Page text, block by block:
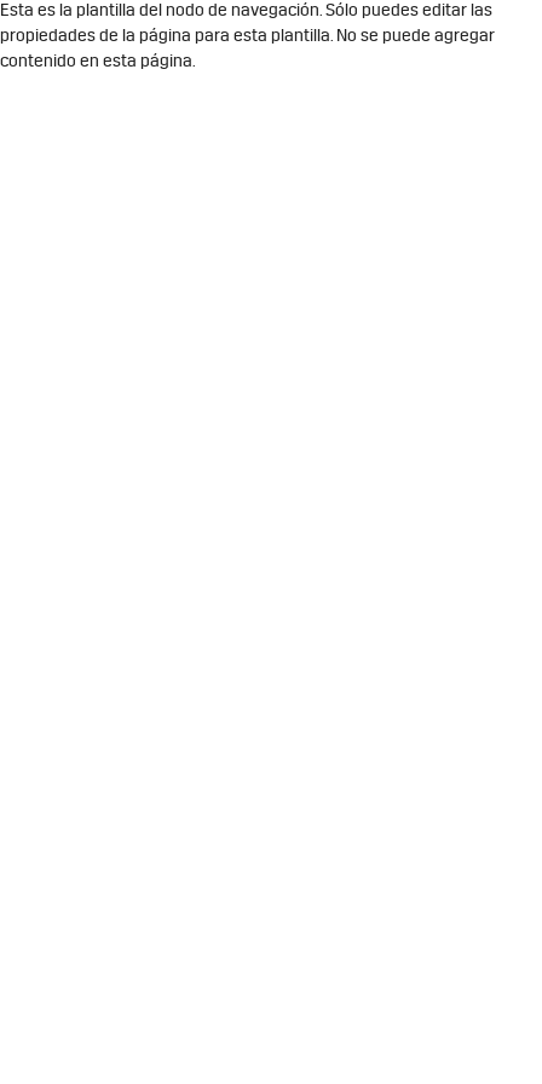
Esta es la plantilla del nodo de navegación. Sólo puedes editar las
propiedades de la página para esta plantilla. No se puede agregar
contenido en esta página.